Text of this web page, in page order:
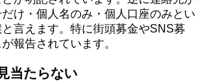
け・個人名のみ・個人口座のみとい
言えます。特に街頭募金やSNS募
報告されています。
当たらない